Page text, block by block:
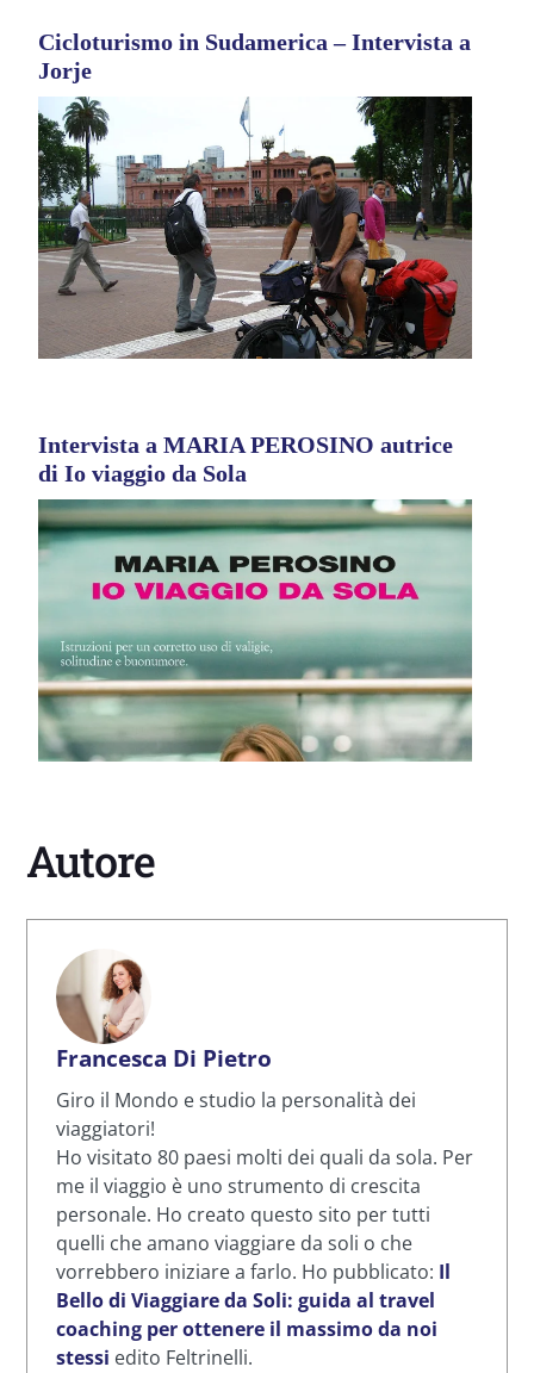
Cicloturismo in Sudamerica – Intervista a
Jorje
Intervista a MARIA PEROSINO autrice
di Io viaggio da Sola
Autore
Francesca Di Pietro
Giro il Mondo e studio la personalità dei
viaggiatori!
Ho visitato 80 paesi molti dei quali da sola. Per
me il viaggio è uno strumento di crescita
personale. Ho creato questo sito per tutti
quelli che amano viaggiare da soli o che
vorrebbero iniziare a farlo. Ho pubblicato: Il
Bello di Viaggiare da Soli: guida al travel
coaching per ottenere il massimo da noi
stessi edito Feltrinelli.